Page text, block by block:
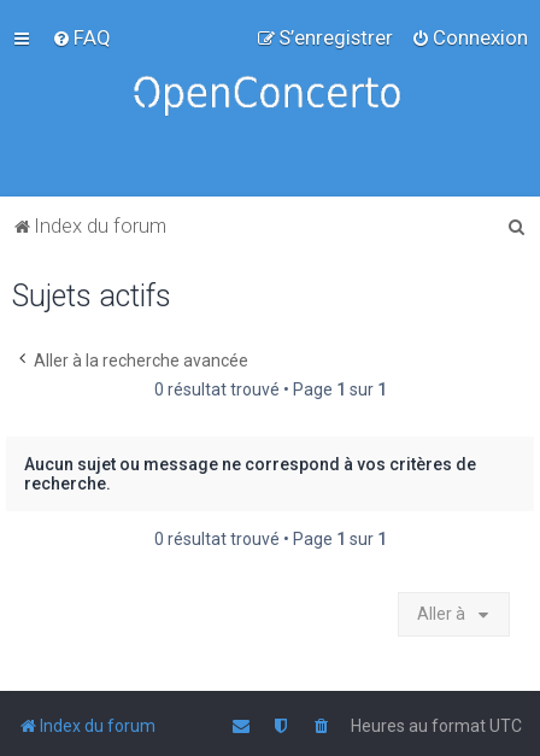
FAQ Connexion
S’enregistrer
Index du forum
Sujets actifs
Aller à la recherche avancée
0 résultat trouvé • Page 1 sur 1
Aucun sujet ou message ne correspond à vos critères de
recherche.
0 résultat trouvé • Page 1 sur 1
Aller à
Index du forum Heures au formatUTC